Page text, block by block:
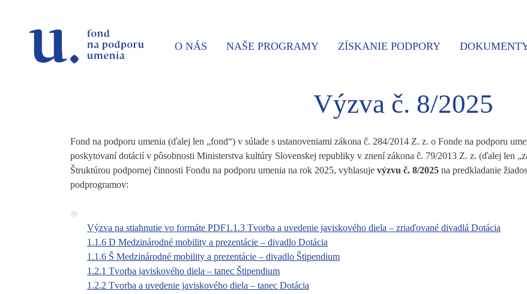
O NÁS NAŠE PROGRAMY ZÍSKANIE PODPORY
Výzva č. 8/2025
Fond na podporu umenia (ďalej len „fond“) v súlade s ustanoveniami zákona č. 284/2014 Z. z. o Fonde na podporu
poskytovaní dotácií v pôsobnosti Ministerstva kultúry Slovenskej republiky v znení zákona č. 79/2013 Z. z. (ďalej len
Štruktúrou podpornej činnosti Fondu na podporu umenia na rok 2025, vyhlasuje výzvu č. 8/2025 na predkladanie
podprogramov:
Výzva na stiahnutie vo formáte PDF1.1.3 Tvorba a uvedenie javiskového diela – zriaďované divadlá Dotácia
1.1.6 D Medzinárodné mobility a prezentácie – divadlo Dotácia
1.1.6 Š Medzinárodné mobility a prezentácie – divadlo Štipendium
1.2.1 Tvorba javiskového diela – tanec Štipendium
1.2.2 Tvorba a uvedenie javiskového diela – tanec Dotácia